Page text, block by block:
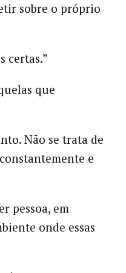
sobre o próprio
certas.”
que
Não se trata de
e
pessoa, em
onde essas